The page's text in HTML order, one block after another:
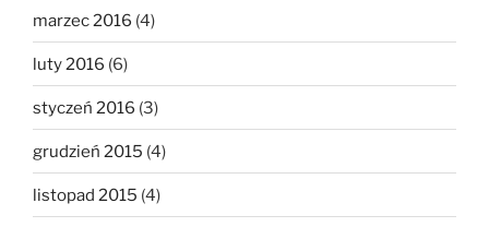
marzec 2016 (4)
luty 2016 (6)
styczeń 2016 (3)
grudzień 2015 (4)
listopad 2015 (4)